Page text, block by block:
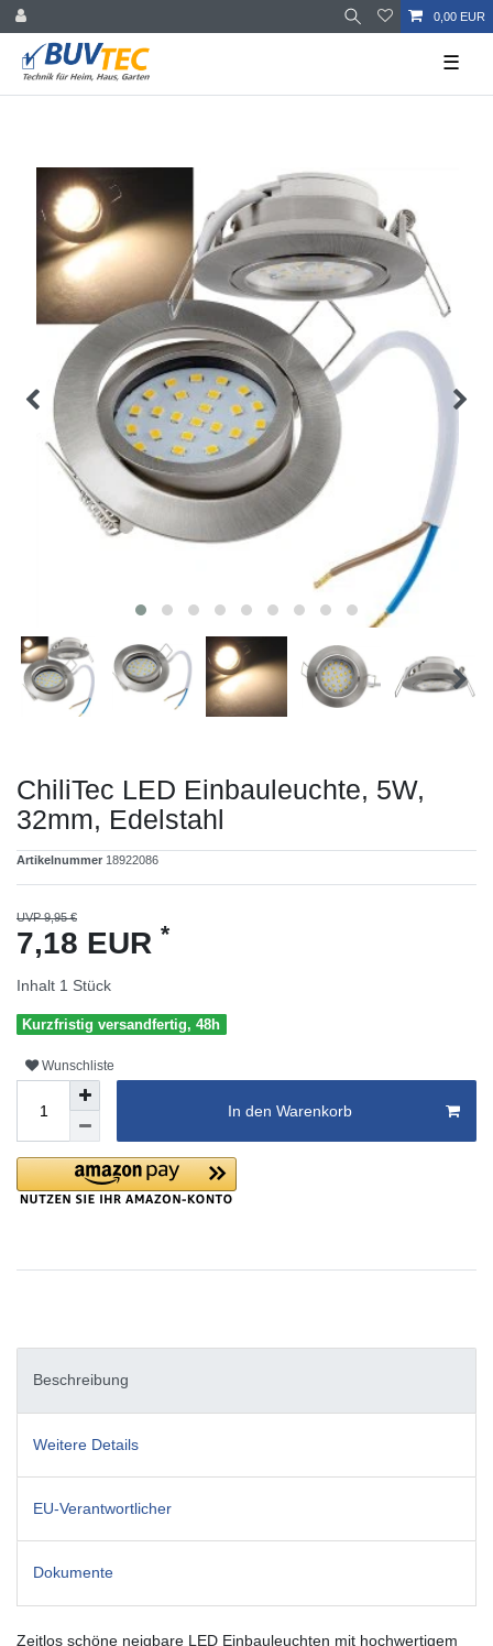
0,00 EUR
☰
ChiliTec LED Einbauleuchte, 5W,
32mm, Edelstahl
Artikelnummer 18922086
UVP 9,95 €
7,18 EUR *
Inhalt 1 Stück
Kurzfristig versandfertig, 48h
Wunschliste
In den Warenkorb
Beschreibung
Weitere Details
EU-Verantwortlicher
Dokumente
Zeitlos schöne neigbare LED Einbauleuchten mit hochwertigem